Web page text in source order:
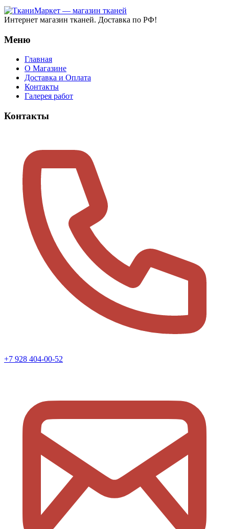
Интернет магазин тканей. Доставка по РФ!
Меню
Главная
О Магазине
Доставка и Оплата
Контакты
Галерея работ
Контакты
+7 928 404-00-52